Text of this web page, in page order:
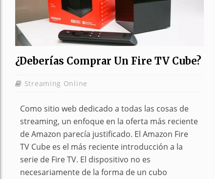
¿Deberías Comprar Un Fire TV Cube?
Streaming Online
Como sitio web dedicado a todas las cosas de
streaming, un enfoque en la oferta más reciente
de Amazon parecía justificado. El Amazon Fire
TV Cube es el más reciente introducción a la
serie de Fire TV. El dispositivo no es
necesariamente de la forma de un cubo